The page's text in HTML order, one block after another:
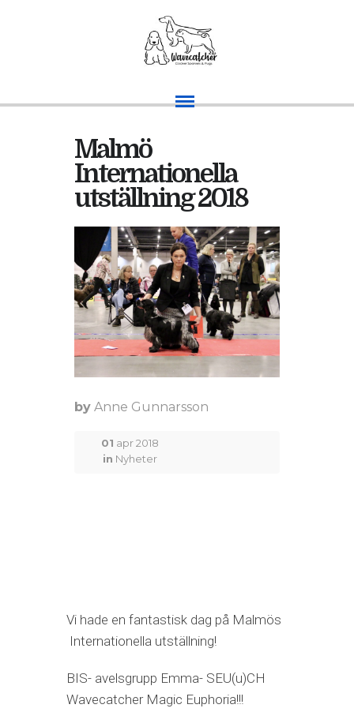
Malmö
Internationella
utställning 2018
by Anne Gunnarsson
01 apr 2018
in Nyheter
Vi hade en fantastisk dag på Malmös
Internationella utställning!
BIS- avelsgrupp Emma- SEU(u)CH
Wavecatcher Magic Euphoria!!!